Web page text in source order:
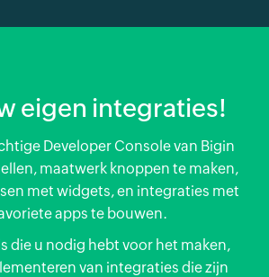
eigen integraties!
Developer Console van Bigin
maatwerk knoppen te maken,
met widgets, en integraties met
apps te bouwen.
die u nodig hebt voor het maken,
van integraties die zijn